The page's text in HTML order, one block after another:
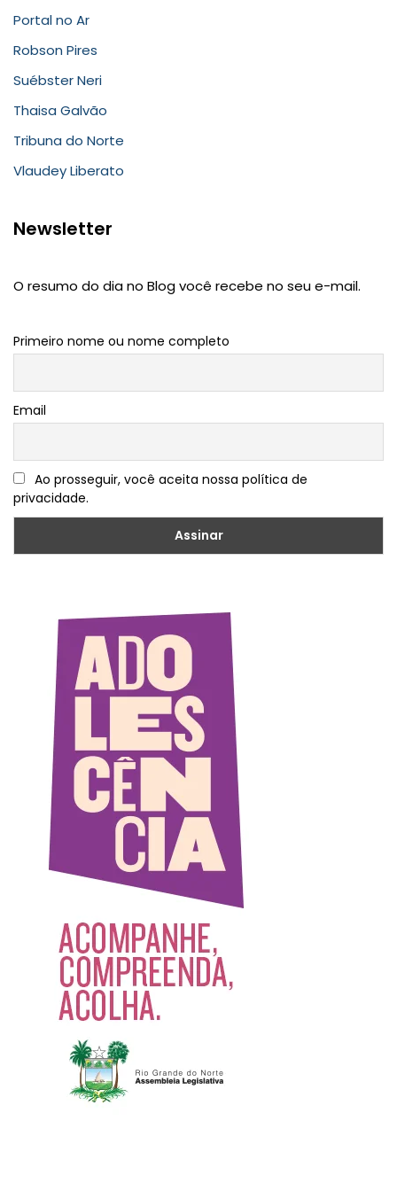
Portal no Ar
Robson Pires
Suébster Neri
Thaisa Galvão
Tribuna do Norte
Vlaudey Liberato
Newsletter
O resumo do dia no Blog você recebe no seu e-mail.
Primeiro nome ou nome completo
Email
Ao prosseguir, você aceita nossa política de
privacidade.